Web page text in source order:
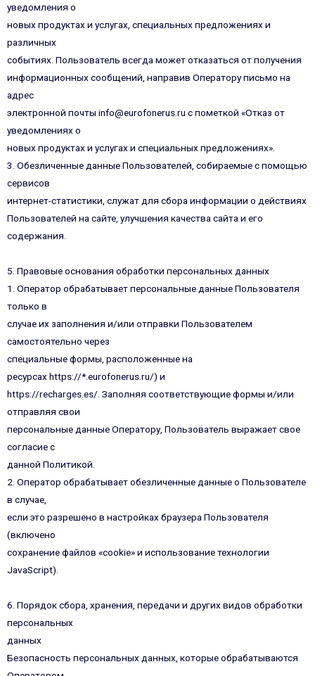
уведомления о
новых продуктах и услугах, специальных предложениях и
различных
событиях. Пользователь всегда может отказаться от получения
информационных сообщений, направив Оператору письмо на
адрес
электронной почты info@eurofonerus.ru с пометкой «Отказ от
уведомлениях о
новых продуктах и услугах и специальных предложениях».
3. Обезличенные данные Пользователей, собираемые с помощью
сервисов
интернет-статистики, служат для сбора информации о действиях
Пользователей на сайте, улучшения качества сайта и его
содержания.
5. Правовые основания обработки персональных данных
1. Оператор обрабатывает персональные данные Пользователя
только в
случае их заполнения и/или отправки Пользователем
самостоятельно через
специальные формы, расположенные на
ресурсах https://*.eurofonerus.ru/) и
https://recharges.es/. Заполняя соответствующие формы и/или
отправляя свои
персональные данные Оператору, Пользователь выражает свое
согласие с
данной Политикой.
2. Оператор обрабатывает обезличенные данные о Пользователе
в случае,
если это разрешено в настройках браузера Пользователя
(включено
сохранение файлов «cookie» и использование технологии
JavaScript).
6. Порядок сбора, хранения, передачи и других видов обработки
персональных
данных
Безопасность персональных данных, которые обрабатываются